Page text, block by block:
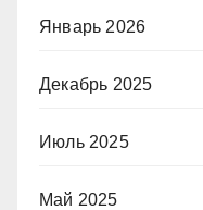
Январь 2026
Декабрь 2025
Июль 2025
Май 2025